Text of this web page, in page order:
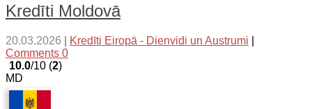
Kredīti Moldovā
20.03.2026 Kredīti Eiropā - Dienvidi un Austrumi
Comments 0
10.0/10 (2)
MD